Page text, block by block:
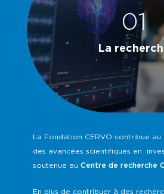
01
La
La Fondation CERVO contribue
des avancées scientifiques en
soutenue au Centre de recherche
En plus de contribuer à des